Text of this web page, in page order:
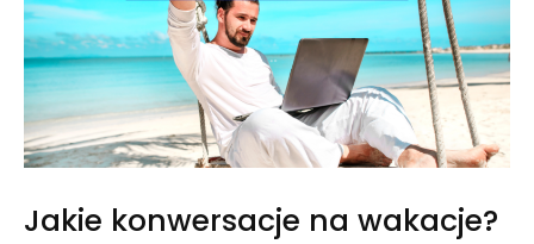
Jakie konwersacje na wakacje?